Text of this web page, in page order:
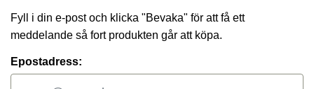
Fyll i din e-post och klicka "Bevaka" för att få ett
meddelande så fort produkten går att köpa.
Epostadress: